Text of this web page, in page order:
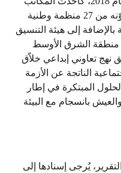
التابعة لشبكة غرينبيس العالمية المكوّنه من 27 منظمة وطنية
مستقلة في أكثر من 55 دولة بالإضافة إلى هيئة التنسيق
منطقة الشرق الأوسط
نهج تعاوني إبداعي خلاّق
الناتجة عن الأزمة
المبتكرة في إطار
بانسجام مع البيئة
يُرجى إسنادها إلى